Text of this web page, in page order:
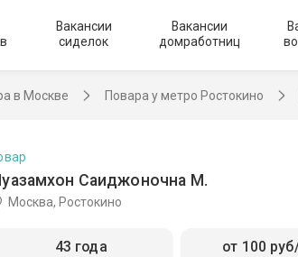
Вакансии
сиделок
Вакансии
домработниц
в Москве Повара у метро Ростокино
Саиджоночна М.
Москва, Ростокино
43 года от 100